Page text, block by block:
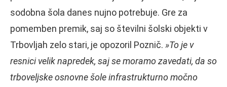
sodobna šola danes nujno potrebuje. Gre za
pomemben premik, saj so številni šolski objekti v
Trbovljah zelo stari, je opozoril Poznič. »To je v
resnici velik napredek, saj se moramo zavedati, da so
trboveljske osnovne šole infrastrukturno močno